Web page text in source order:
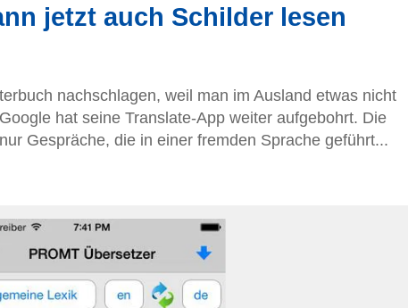
jetzt auch Schilder lesen
nachschlagen, weil man im Ausland etwas nicht
hat seine Translate-App weiter aufgebohrt. Die
Gespräche, die in einer fremden Sprache geführt...